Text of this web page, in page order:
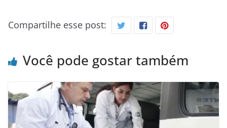
Compartilhe esse post:
Você pode gostar também